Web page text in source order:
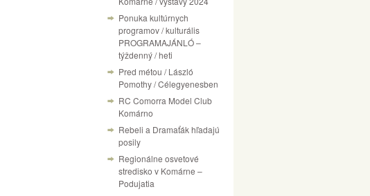
Ponuka kultúrnych
programov / kulturális
PROGRAMAJÁNLÓ –
týždenný / heti
Pred métou / László
Pomothy / Célegyenesben
RC Comorra Model Club
Komárno
Rebeli a Dramaťák hľadajú
posily
Regionálne osvetové
stredisko v Komárne –
Podujatia